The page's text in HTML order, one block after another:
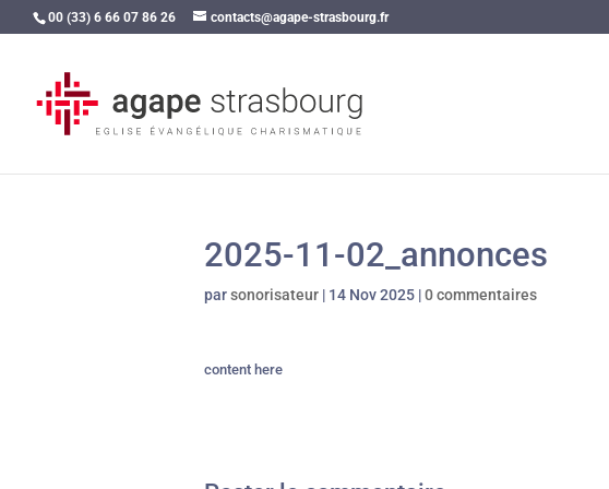
00 (33) 6 66 07 86 26 contacts@agape-strasbourg.fr
2025-11-02_annonces
parsonorisateur | 14 Nov 2025 |0 commentaires
content here